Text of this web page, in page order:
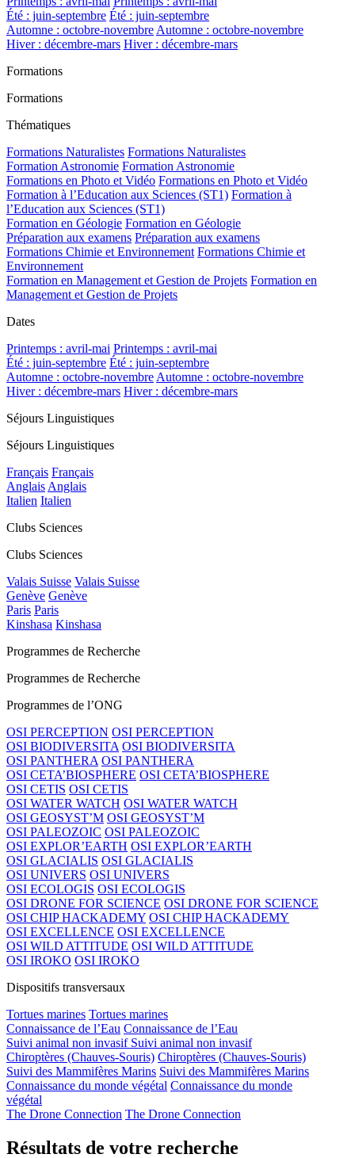
Été : juin-septembre Été : juin-septembre
Automne : octobre-novembreAutomne : octobre-novembre
Hiver : décembre-mars Hiver : décembre-mars
Formations
Formations
Thématiques
Formations Naturalistes Formations Naturalistes
Formation Astronomie Formation Astronomie
Formations en Photo et Vidéo Formations en Photo et Vidéo
Formation à l’Education aux Sciences (ST1) Formation à
l’Education aux Sciences (ST1)
Formation en Géologie Formation en Géologie
Préparation aux examens Préparation aux examens
Formations Chimie et Environnement Formations Chimie et
Environnement
Formation en Management et Gestion de Projets Formation en
Management et Gestion de Projets
Dates
Printemps : avril-mai Printemps : avril-mai
Été : juin-septembre Été : juin-septembre
Automne : octobre-novembreAutomne : octobre-novembre
Hiver : décembre-mars Hiver : décembre-mars
Séjours Linguistiques
Séjours Linguistiques
Français Français
AnglaisAnglais
Italien Italien
Clubs Sciences
Clubs Sciences
Valais Suisse Valais Suisse
Genève Genève
Paris Paris
Kinshasa Kinshasa
Programmes de Recherche
Programmes de Recherche
Programmes de l’ONG
OSI PERCEPTION OSI PERCEPTION
OSI BIODIVERSITA OSI BIODIVERSITA
OSI PANTHERA OSI PANTHERA
OSI CETA’BIOSPHERE OSI CETA’BIOSPHERE
OSI CETIS OSI CETIS
OSI WATER WATCH OSI WATER WATCH
OSI GEOSYST’M OSI GEOSYST’M
OSI PALEOZOIC OSI PALEOZOIC
OSI EXPLOR’EARTH OSI EXPLOR’EARTH
OSI GLACIALIS OSI GLACIALIS
OSI UNIVERS OSI UNIVERS
OSI ECOLOGIS OSI ECOLOGIS
OSI DRONE FOR SCIENCE OSI DRONE FOR SCIENCE
OSI CHIP HACKADEMY OSI CHIP HACKADEMY
OSI EXCELLENCE OSI EXCELLENCE
OSI WILD ATTITUDE OSI WILD ATTITUDE
OSI IROKO OSI IROKO
Dispositifs transversaux
Tortues marines Tortues marines
Connaissance de l’Eau Connaissance de l’Eau
Suivi animal non invasif Suivi animal non invasif
Chiroptères (Chauves-Souris) Chiroptères (Chauves-Souris)
Suivi des Mammifères Marins Suivi des Mammifères Marins
Connaissance du monde végétal Connaissance du monde
végétal
The Drone Connection The Drone Connection
Résultats de votre recherche